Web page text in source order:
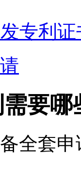
专利证
要哪
全套